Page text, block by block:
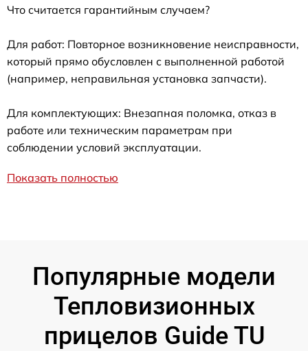
Что считается гарантийным случаем?
Для работ: Повторное возникновение неисправности,
который прямо обусловлен с выполненной работой
(например, неправильная установка запчасти).
Для комплектующих: Внезапная поломка, отказ в
работе или техническим параметрам при
соблюдении условий эксплуатации.
Показать полностью
Популярные модели
Тепловизионных
прицелов Guide TU